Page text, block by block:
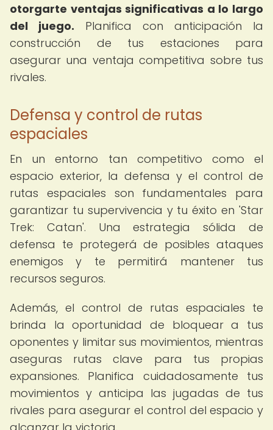
otorgarte ventajas significativas a lo largo
del juego. Planifica con anticipación la
construcción de tus estaciones para
asegurar una ventaja competitiva sobre tus
rivales.
Defensa y control de rutas
espaciales
En un entorno tan competitivo como el
espacio exterior, la defensa y el control de
rutas espaciales son fundamentales para
garantizar tu supervivencia y tu éxito en 'Star
Trek: Catan'. Una estrategia sólida de
defensa te protegerá de posibles ataques
enemigos y te permitirá mantener tus
recursos seguros.
Además, el control de rutas espaciales te
brinda la oportunidad de bloquear a tus
oponentes y limitar sus movimientos, mientras
aseguras rutas clave para tus propias
expansiones. Planifica cuidadosamente tus
movimientos y anticipa las jugadas de tus
rivales para asegurar el control del espacio y